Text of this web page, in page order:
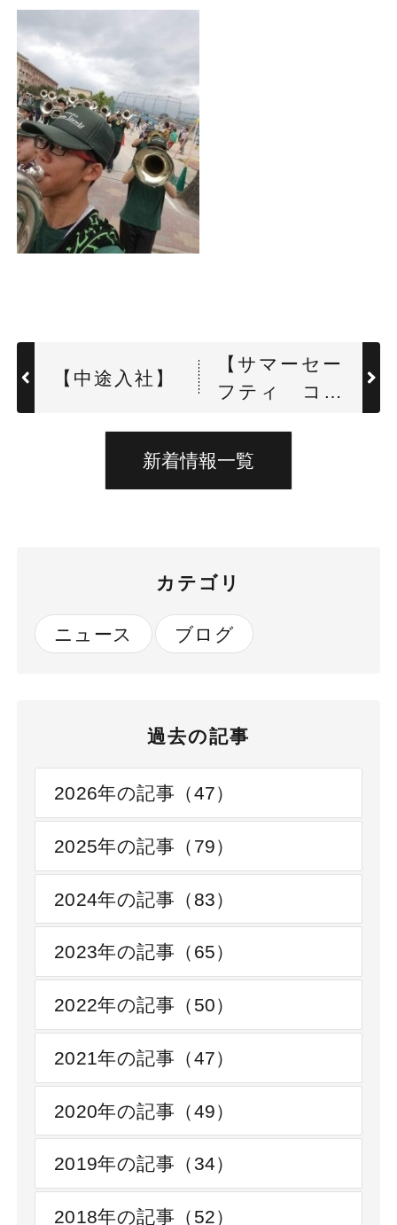
【中途入社】
【サマーセー
フティ コ
新着情報一覧
カテゴリ
ニュース ブログ
過去の記事
2026年の記事（47）
2025年の記事（79）
2024年の記事（83）
2023年の記事（65）
2022年の記事（50）
2021年の記事（47）
2020年の記事（49）
2019年の記事（34）
2018年の記事（52）